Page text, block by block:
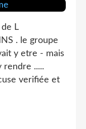
L
. le groupe
y etre - mais
rendre .....
verifiée et